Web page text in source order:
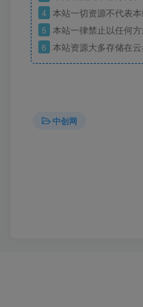
4 本站一切资源不代表
5 本站一律禁止以任何
6 本站资源大多存储在
中创网